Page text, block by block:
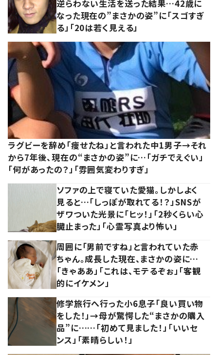
逆らわない生活を送った結果…42歳に
なった現在の”まさかの姿”に「スゴすぎ
る」「20は若く見える」
ラグビーを辞め「痩せたね」と言われた中1男子→それ
から7年後、現在の“まさかの姿”に…「ガチでえぐい」
「何があったの？」「雰囲気変わりすぎ」
ソファの上で寝ていた愛猫。しかしよく
見ると…「しっぽが取れてる！？」SNSが
ザワついた光景に「ヒッ！」「2秒くらい心
臓止まった」「心霊写真より怖い」
周囲に「男前ですね」と言われていた赤
ちゃん。成長した現在、まさかの姿に…
「きゃああ」「これは、モテるぞぉ」「客観
的にイケメン」
修学旅行へ行った小6息子「良い買い物
をした！」→母が驚愕した“まさかの購入
品”に……「初めて見ました！」「いいセ
ンス」「素晴らしい！」